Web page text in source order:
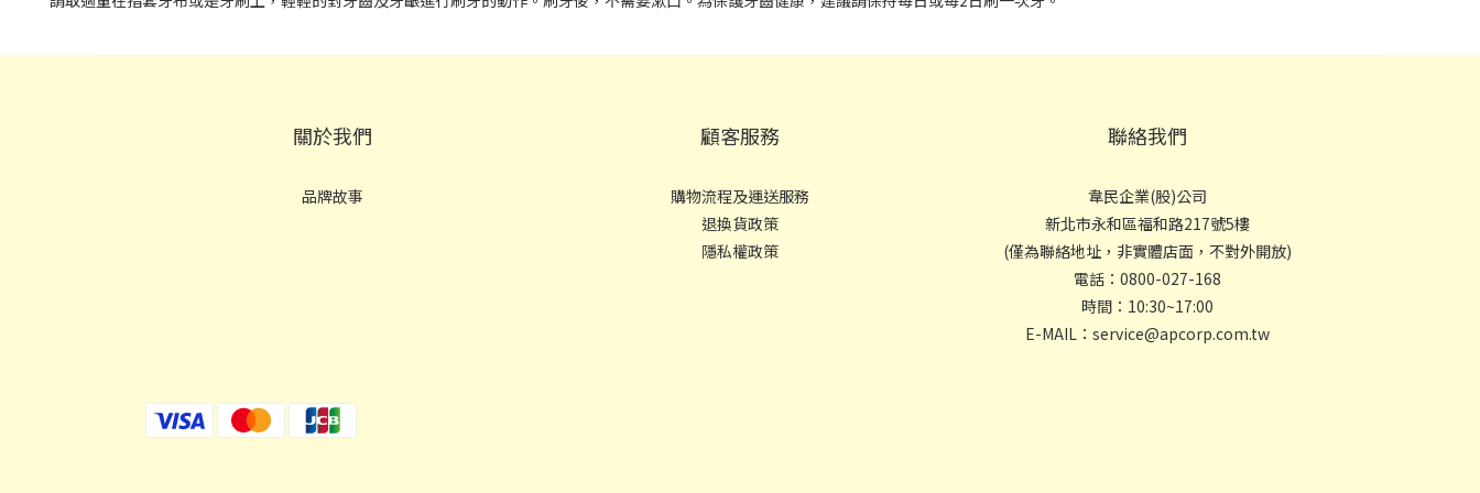
關於我們
品牌故事
顧客服務
購物流程及運送服務
退換貨政策
隱私權政策
聯絡我們
韋民企業(股)公司
新北市永和區福和路217號5樓
(僅為聯絡地址，非實體店面，不對外開放)
電話：0800-027-168
時間：10:30~17:00
E-MAIL：service@apcorp.com.tw